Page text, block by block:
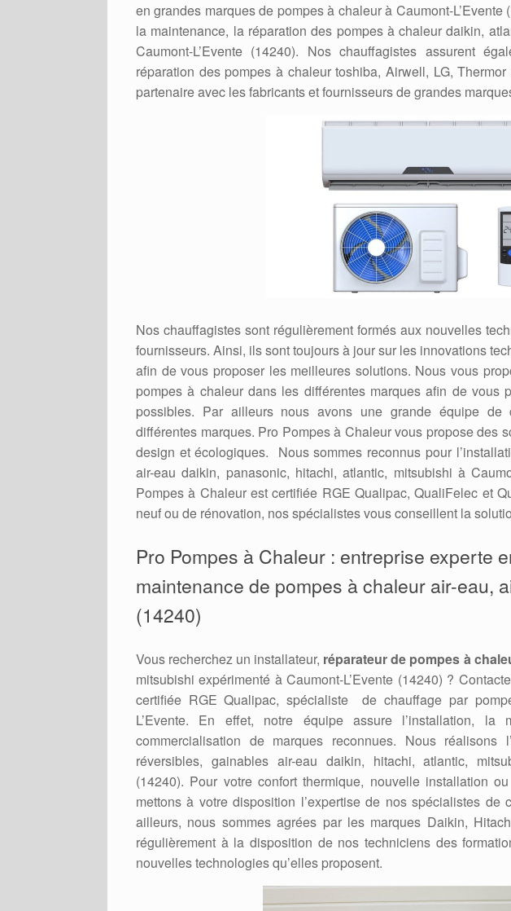
en grandes marques de pompes à chaleur à Caumont-L’Evente
la maintenance, la réparation des pompes à chaleur daikin,
Caumont-L’Evente (14240). Nos chauffagistes assurent
réparation des pompes à chaleur toshiba, Airwell, LG,
partenaire avec les fabricants et fournisseurs de grandes
Nos chauffagistes sont régulièrement formés aux nouvelles
fournisseurs. Ainsi, ils sont toujours à jour sur les innovations
afin de vous proposer les meilleures solutions. Nous vous
pompes à chaleur dans les différentes marques afin de vous
possibles. Par ailleurs nous avons une grande équipe de
différentes marques. Pro Pompes à Chaleur vous propose des
design et écologiques. Nous sommes reconnus pour
air-eau daikin, panasonic, hitachi, atlantic, mitsubishi à
Pompes à Chaleur est certifiée RGE Qualipac, QualiFelec et
neuf ou de rénovation, nos spécialistes vous conseillent la
Pro Pompes à Chaleur : entreprise experte
maintenance de pompes à chaleur air-eau,
(14240)
Vous recherchez un installateur, réparateur de pompes à
mitsubishi expérimenté à Caumont-L’Evente (14240) ?
certifiée RGE Qualipac, spécialiste de chauffage par
L’Evente. En effet, notre équipe assure l’installation,
commercialisation de marques reconnues. Nous réalisons
réversibles, gainables air-eau daikin, hitachi, atlantic,
(14240). Pour votre confort thermique, nouvelle installation
mettons à votre disposition l’expertise de nos spécialistes
ailleurs, nous sommes agrées par les marques Daikin,
régulièrement à la disposition de nos techniciens des
nouvelles technologies qu’elles proposent.